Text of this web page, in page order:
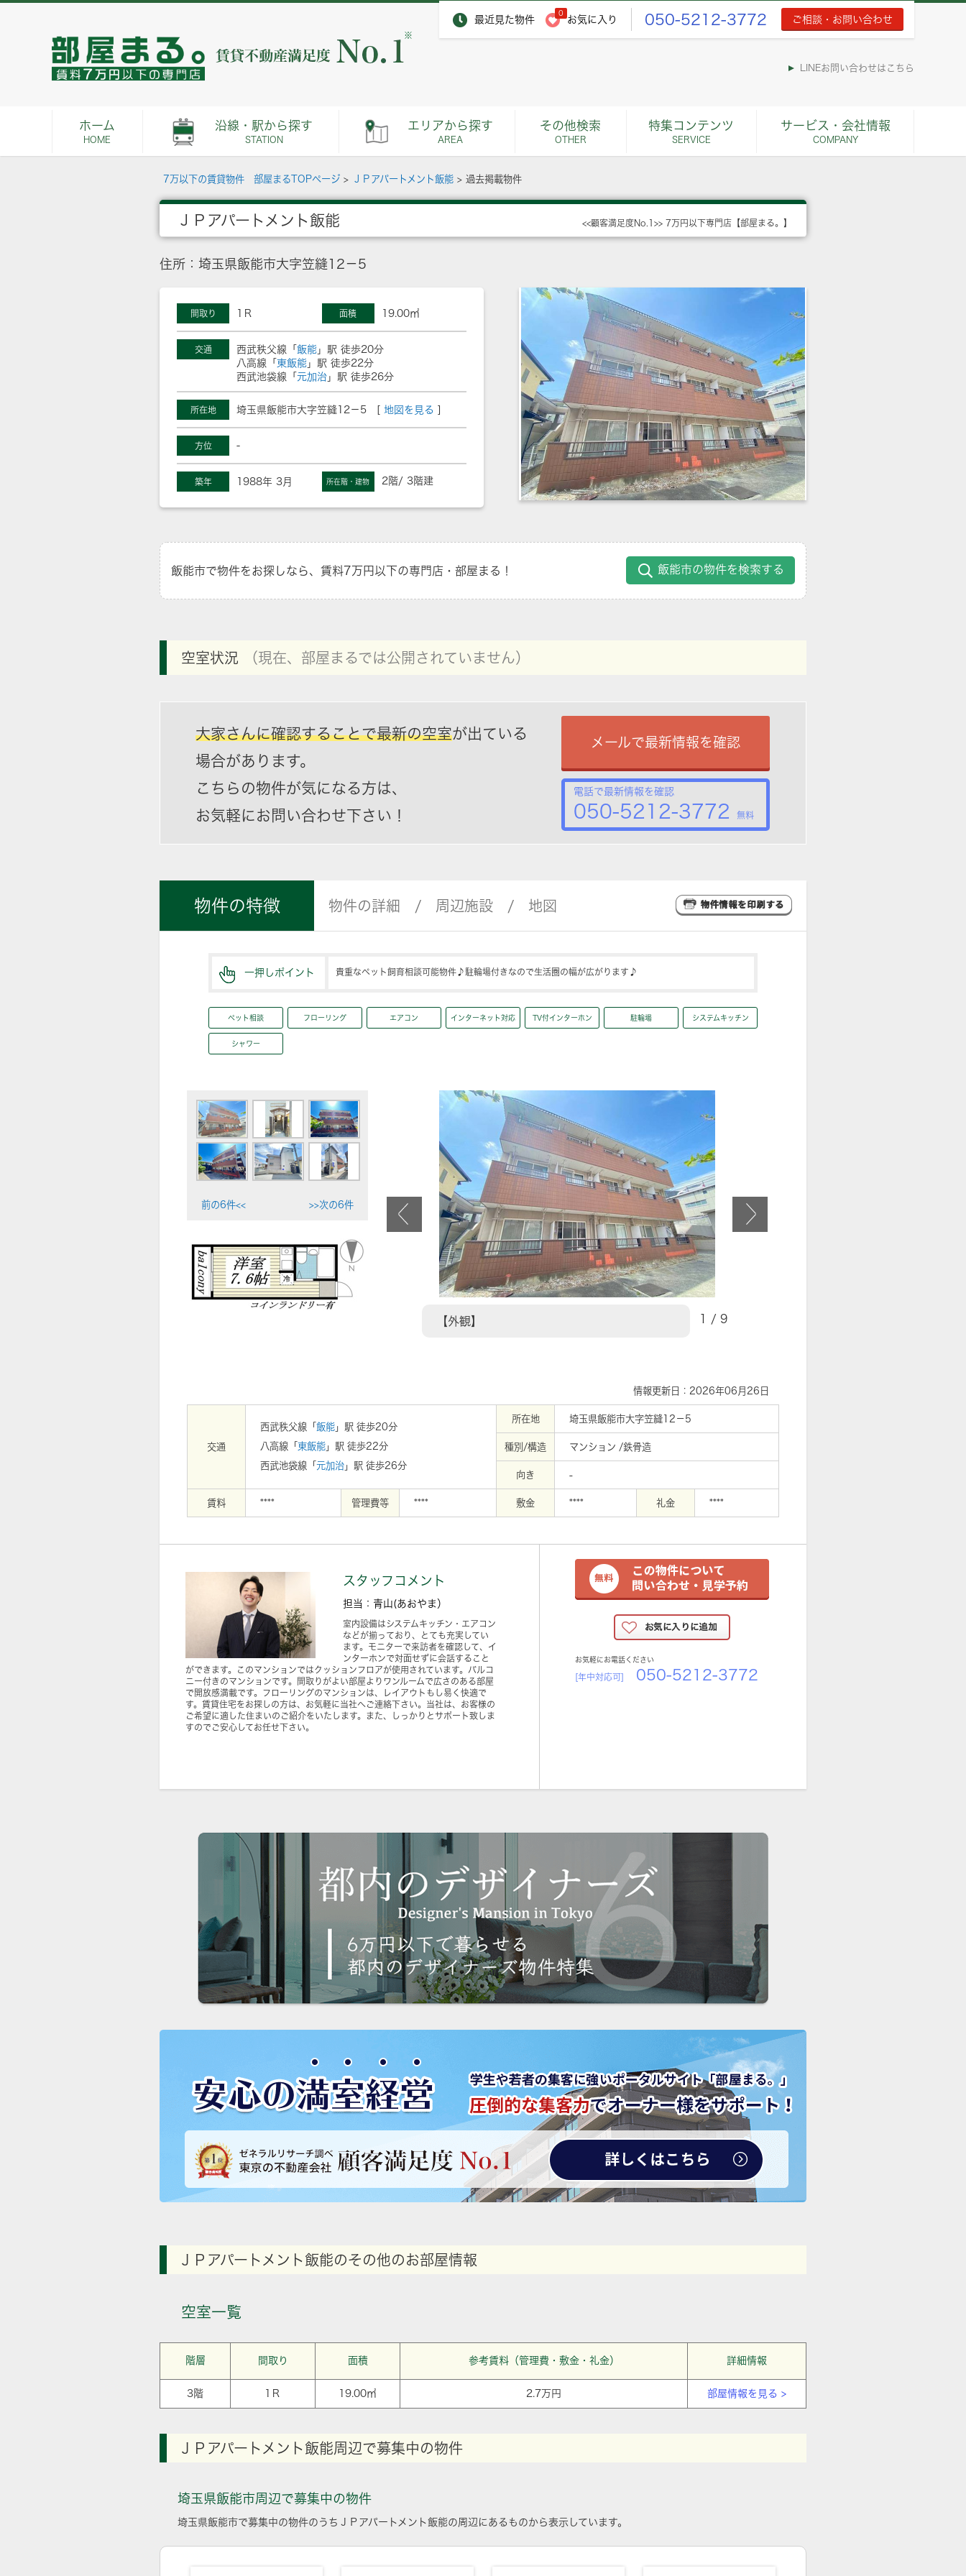
最近見た物件
0
お気に入り 050-5212-3772 ご相談・お問い合わせ
※
LINEお問い合わせはこちら
ホーム
HOME
沿線・駅から探す
STATION
エリアから探す
AREA
その他検索
OTHER
特集コンテンツ
SERVICE
サービス・会社情報
COMPANY
7万以下の賃貸物件 部屋まるTOPページ > ＪＰアパートメント飯能 > 過去掲載物件
ＪＰアパートメント飯能 <<顧客満足度No.1>> 7万円以下専門店【部屋まる。】
住所：埼玉県飯能市大字笠縫12－5
間取り 1Ｒ 面積 19.00㎡
交通 西武秩父線「 飯能 」駅 徒歩20分
八高線「 東飯能 」駅 徒歩22分
西武池袋線「 元加治 」駅 徒歩26分
所在地 埼玉県飯能市大字笠縫12－5 [ 地図を見る
方位 -
築年 1988年 3月 所在階・建物 2階/ 3階建
飯能市で物件をお探しなら、賃料7万円以下の専門店・部屋まる！ 飯能市の物件を検索する
空室状況 （現在、部屋まるでは公開されていません）
大家さんに確認することで最新の空室が出ている
場合があります。
こちらの物件が気になる方は、
お気軽にお問い合わせ下さい！
メールで最新情報を確認
電話で最新情報を確認
050-5212-3772 無料
物件の特徴 物件の詳細 周辺施設 地図
一押しポイント 貴重なペット飼育相談可能物件♪駐輪場付きなので生活圏の幅が広がります♪
ペット相談 フローリング エアコン インターネット対応 TV付インターホン 駐輪場 システムキッチン
シャワー
前の6件<< >>次の6件
【外観】 1 / 9
情報更新日：2026年06月26日
交通
西武秩父線「 飯能 」駅 徒歩20分
八高線「 東飯能 」駅 徒歩22分
西武池袋線「 元加治 」駅 徒歩26分
所在地 埼玉県飯能市大字笠縫12－5
種別/構造 マンション /鉄骨造
向き -
賃料 **** 管理費等 **** 敷金 **** 礼金 ****
スタッフコメント
担当：青山(あおやま）
室内設備はシステムキッチン・エアコン
などが揃っており、とても充実してい
ます。モニターで来訪者を確認して、イ
ンターホンで対面せずに会話すること
ができます。このマンションではクッションフロアが使用されています。バルコ
ニー付きのマンションです。間取りがよい部屋よりワンルームで広さのある部屋
で開放感満載です。フローリングのマンションは、レイアウトもし易く快適で
す。賃貸住宅をお探しの方は、お気軽に当社へご連絡下さい。当社は、お客様の
ご希望に適した住まいのご紹介をいたします。また、しっかりとサポート致しま
すのでご安心してお任せ下さい。
お気軽にお電話ください
[年中対応可] 050-5212-3772
ＪＰアパートメント飯能のその他のお部屋情報
空室一覧
階層 間取り 面積 参考賃料（管理費・敷金・礼金） 詳細情報
3階 1Ｒ 19.00㎡ 2.7万円 部屋情報を見る >
ＪＰアパートメント飯能周辺で募集中の物件
埼玉県飯能市周辺で募集中の物件
埼玉県飯能市で募集中の物件のうちＪＰアパートメント飯能の周辺にあるものから表示しています。